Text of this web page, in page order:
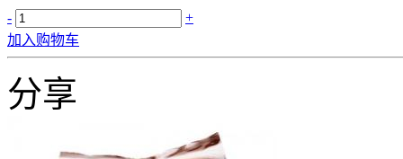
-
+
加入购物车
分享